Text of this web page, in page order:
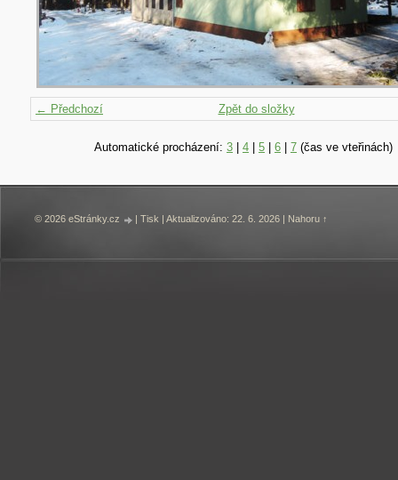
← Předchozí Zpět do složky
Automatické procházení: 3 4 5 6 7 (čas ve vteřinách)
© 2026 eStránky.cz | Tisk | Aktualizováno: 22. 6. 2026 | Nahoru ↑